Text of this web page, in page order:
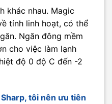
khác nhau. Magic
tính linh hoạt, có thể
Ngăn đông mềm
cho việc làm lạnh
độ 0 độ C đến -2
tôi nên ưu tiên